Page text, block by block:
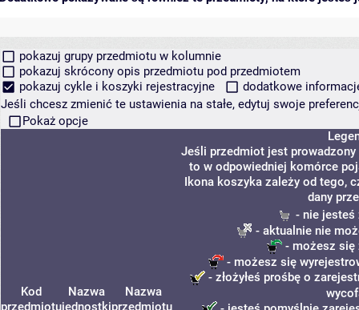
pokazuj grupy przedmiotu w kolumnie
pokazuj skrócony opis przedmiotu pod przedmiotem
pokazuj cykle i koszyki rejestracyjne
dodatkowe
Jeśli chcesz zmienić te ustawienia na stałe, edytuj swoje
Pokaż opcje
Kod
przedmiotu
Nazwa
jednostki
Nazwa
przedmiotu
Jeśli przedmiot jest
to w odpowiedniej komórce
Ikona koszyka zależy od tego,
dany
- nie jesteś
- aktualnie nie
- możesz się
- możesz się
- złożyłeś prośbę o